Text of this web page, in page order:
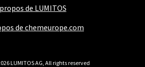
de LUMITOS
de chemeurope.com
LUMITOS AG, All rights reserved